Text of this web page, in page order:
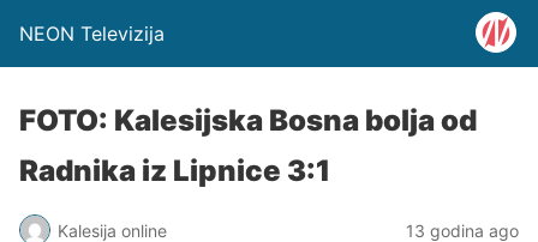
NEON Televizija
FOTO: Kalesijska Bosna bolja od
Radnika iz Lipnice 3:1
Kalesija online 13 godina ago